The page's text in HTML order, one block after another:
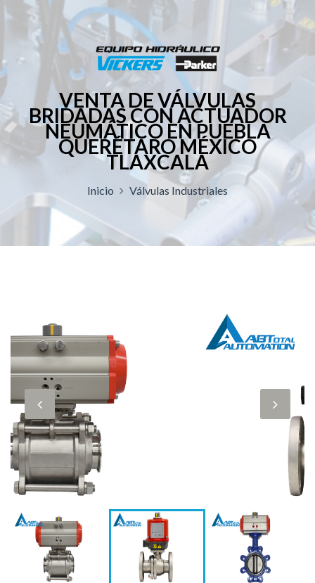
VENTA DE VÁLVULAS
BRIDADAS CON ACTUADOR
NEUMÁTICO EN PUEBLA
QUERÉTARO MÉXICO
TLAXCALA
Inicio Válvulas Industriales